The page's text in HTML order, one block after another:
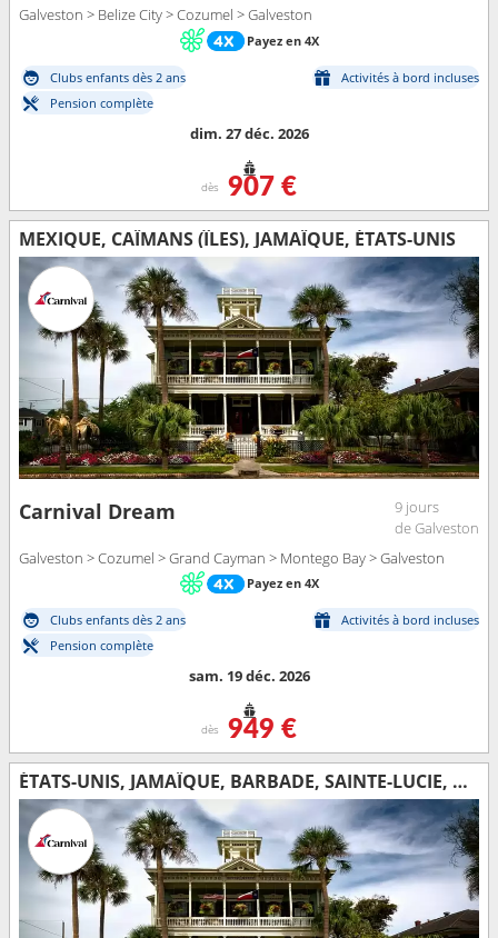
Galveston > Belize City > Cozumel > Galveston
Payez en 4X
Clubs enfants dès 2 ans
Activités à bord incluses
Pension complète
dim. 27 déc. 2026
dès 907 €
MEXIQUE, CAÏMANS (ÎLES), JAMAÏQUE, ÉTATS-UNIS
Carnival Dream
9 jours
de Galveston
Galveston > Cozumel > Grand Cayman > Montego Bay > Galveston
Payez en 4X
Clubs enfants dès 2 ans
Activités à bord incluses
Pension complète
sam. 19 déc. 2026
dès 949 €
ÉTATS-UNIS, JAMAÏQUE, BARBADE, SAINTE-LUCIE, ANTIGUA-ET-BARBUDA, PORTO RICO, RÉPUBLIQUE DOMINICAINE